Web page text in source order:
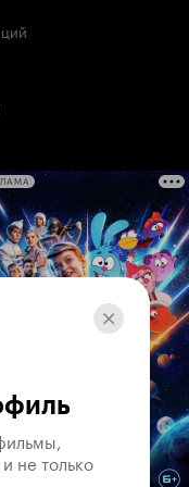
не только